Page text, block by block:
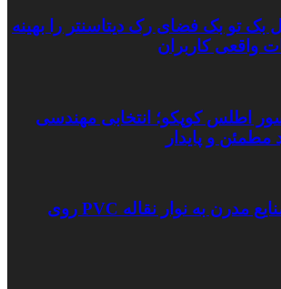
بک تو بک فضای رک دیتاسنتر را بهینه
واقعی کاربران
اطلس کوپکو؛ انتخابی مهندسی
مطمئن و پایدار
۵ دلیل که صنایع مدرن به نوار نقاله PVC روی